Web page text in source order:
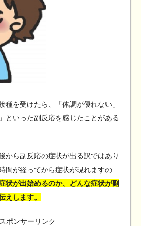
種を受けたら、「体調が優れない」
といった副反応を感じたことがある
から副反応の症状が出る訳ではあり
間が経ってから症状が現れますの
状が出始めるのか、どんな症状が副
えします。
スポンサーリンク